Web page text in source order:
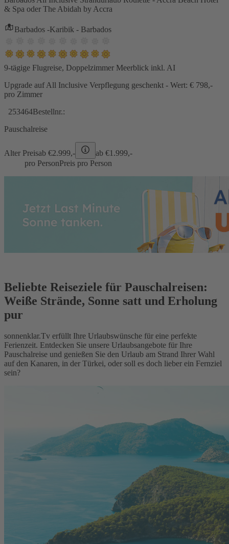
& Spa oder The Abidah by Accra
Barbados -Karibik - Barbados
9-tägige Flugreise, Doppelzimmer Meerblick inkl. AI
Upgrade auf All Inclusive Verpflegung geschenkt - Wert: € 798,-
pro Zimmer
253464Bestellnr.:
Pauschalreise
Alter Preisab €2.999,- ab €1.999,-
pro PersonPreis pro Person
Beliebte Reiseziele für Pauschalreisen:
Weiße Strände, Sonne satt und Erholung
pur
sonnenklar.Tv erfüllt Ihre Urlaubswünsche für eine perfekte
Ferienzeit. Entdecken Sie unsere Urlaubsangebote für Ihre
Pauschalreise und genießen Sie den Urlaub am Strand Ihrer Wahl
auf den Kanaren, in der Türkei, oder soll es doch lieber ein Fernziel
sein?